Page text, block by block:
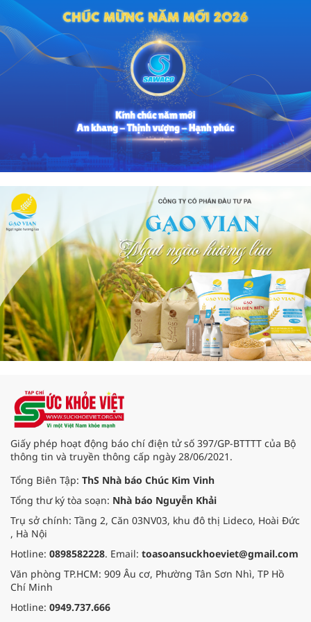
Giấy phép hoạt động báo chí điện tử số 397/GP-BTTTT của Bộ
thông tin và truyền thông cấp ngày 28/06/2021.
Tổng Biên Tập: ThS Nhà báo Chúc Kim Vinh
Tổng thư ký tòa soạn: Nhà báo Nguyễn Khải
Trụ sở chính: Tầng 2, Căn 03NV03, khu đô thị Lideco, Hoài Đức
, Hà Nội
Hotline: 0898582228. Email: toasoansuckhoeviet@gmail.com
Văn phòng TP.HCM: 909 Âu cơ, Phường Tân Sơn Nhì, TP Hồ
Chí Minh
Hotline: 0949.737.666